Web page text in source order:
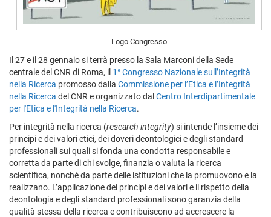
Logo Congresso
Il 27 e il 28 gennaio si terrà presso la Sala Marconi della Sede
centrale del CNR di Roma, il 1° Congresso Nazionale sull’Integrità
nella Ricerca promosso dalla Commissione per l’Etica e l’Integrità
nella Ricerca del CNR e organizzato dal Centro Interdipartimentale
per l'Etica e l'Integrità nella Ricerca.
Per integrità nella ricerca (research integrity) si intende l’insieme dei
principi e dei valori etici, dei doveri deontologici e degli standard
professionali sui quali si fonda una condotta responsabile e
corretta da parte di chi svolge, finanzia o valuta la ricerca
scientifica, nonché da parte delle istituzioni che la promuovono e la
realizzano. L’applicazione dei principi e dei valori e il rispetto della
deontologia e degli standard professionali sono garanzia della
qualità stessa della ricerca e contribuiscono ad accrescere la